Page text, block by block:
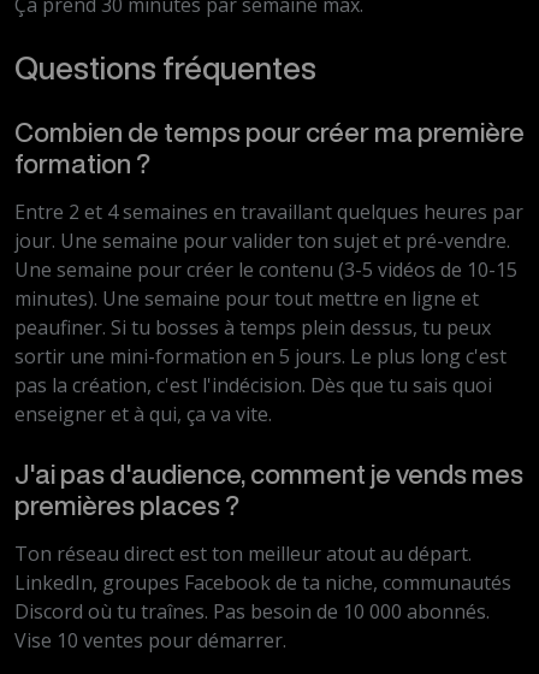
Questions fréquentes
Combien de temps pour créer ma première
formation ?
Entre 2 et 4 semaines en travaillant quelques heures par
jour. Une semaine pour valider ton sujet et pré-vendre.
Une semaine pour créer le contenu (3-5 vidéos de 10-15
minutes). Une semaine pour tout mettre en ligne et
peaufiner. Si tu bosses à temps plein dessus, tu peux
sortir une mini-formation en 5 jours. Le plus long c'est
pas la création, c'est l'indécision. Dès que tu sais quoi
enseigner et à qui, ça va vite.
J'ai pas d'audience, comment je vends mes
premières places ?
Ton réseau direct est ton meilleur atout au départ.
LinkedIn, groupes Facebook de ta niche, communautés
Discord où tu traînes. Pas besoin de 10 000 abonnés.
Vise 10 ventes pour démarrer.